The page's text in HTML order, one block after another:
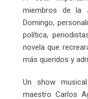
miembros de la
Domingo,
política,
novela que
más queridos y
Un show
maestro Carlos